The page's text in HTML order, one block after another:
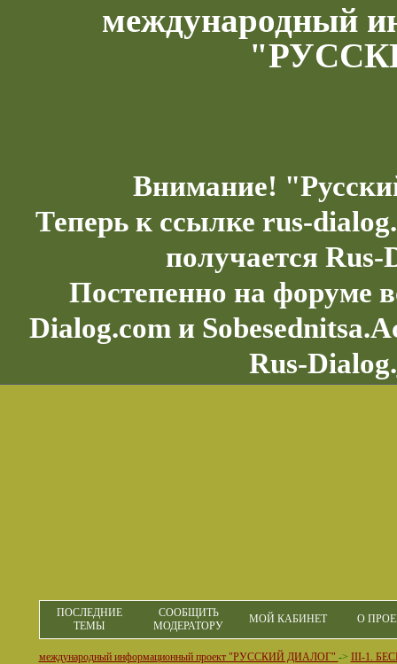
международный
Внимание!
Теперь к ссылке rus-
получается Rus-
Постепенно на форуме
Dialog.com и
Rus-Dialog.
ПОСЛЕДНИЕ
ТЕМЫ
СООБЩИТЬ
МОДЕРАТОРУ
МОЙ КАБИНЕТ О
международный информационный проект "РУССКИЙ ДИАЛОГ" -> III-1.